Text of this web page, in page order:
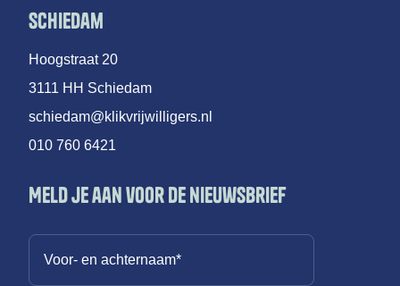
Schiedam
Hoogstraat 20
3111 HH Schiedam
schiedam@klikvrijwilligers.nl
010 760 6421
Meld je aan voor de nieuwsbrief